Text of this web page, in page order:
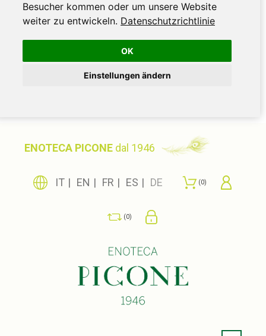
Besucher kommen oder um unsere Website
weiter zu entwickeln. Datenschutzrichtlinie
OK
Einstellungen ändern
ENOTECA PICONE dal 1946
IT EN FR ES DE 0
0